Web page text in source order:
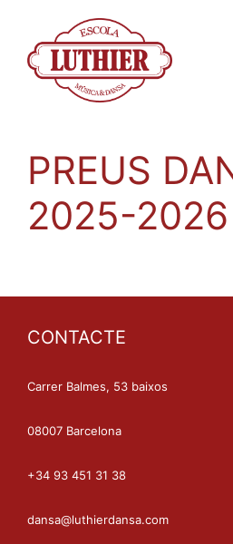
PREUS
2025-2026
CONTACTE
Carrer Balmes, 53 baixos
08007 Barcelona
+34 93 451 31 38
dansa@luthierdansa.com